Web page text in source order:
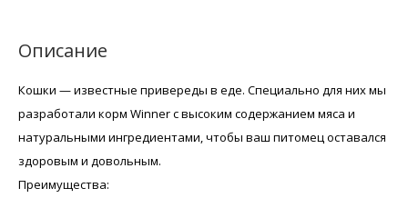
Описание
Кошки — известные привереды в еде. Специально для них мы
разработали корм Winner с высоким содержанием мяса и
натуральными ингредиентами, чтобы ваш питомец оставался
здоровым и довольным.
Преимущества: